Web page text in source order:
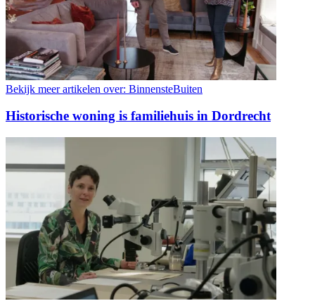
Bekijk meer artikelen over: BinnensteBuiten
Historische woning is familiehuis in Dordrecht